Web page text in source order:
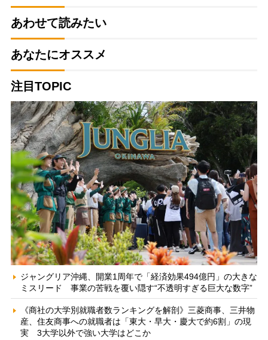
あわせて読みたい
あなたにオススメ
注目TOPIC
ジャングリア沖縄、開業1周年で「経済効果494億円」の大きな
ミスリード 事業の苦戦を覆い隠す“不透明すぎる巨大な数字”
《商社の大学別就職者数ランキングを解剖》三菱商事、三井物
産、住友商事への就職者は「東大・早大・慶大で約6割」の現
実 3大学以外で強い大学はどこか